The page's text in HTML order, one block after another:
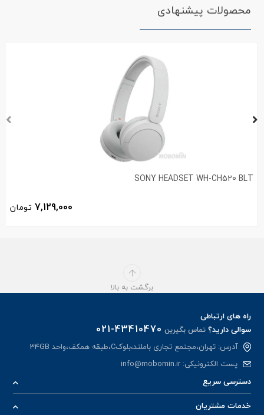
محصولات پیشنهادی
SONY HEADSET WH-CH520 BLT
7,129,000 تومان
برگشت به بالا
راه های ارتباطی
سوالی دارید؟تماس بگیرین 021-43410470
آدرس: تهران،مجتمع تجاری باملند،بلوکC،طبقه همکف،واحد 34GB
پست الکترونیکی:info@mobomin.ir
دسترسی سریع
خدمات مشتریان